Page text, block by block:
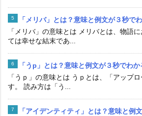
「メリバ」とは？意味と例文が３秒で
「メリバ」の意味とは メリバとは、物語
ては幸せな結末であ...
「うp」とは？意味と例文が３秒でわか
「うｐ」の意味とは うｐとは、「アップ
す。 読み方は「う...
「アイデンティティ」とは？意味と例